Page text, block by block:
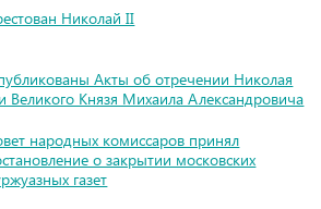
Николай II
Акты об отречении Николая
Великого Князя Михаила Александровича
народных комиссаров принял
о закрытии московских
газет